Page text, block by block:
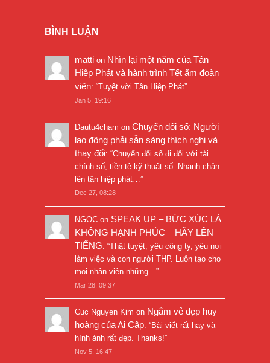
BÌNH LUẬN
matti on Nhìn lại một năm của Tân
Hiệp Phát và hành trình Tết ấm đoàn
viên: “Tuyệt vời Tân Hiệp Phát”
Jan 5, 19:16
Dautu4cham on Chuyển đổi số: Người
lao động phải sẵn sàng thích nghi và
thay đổi: “Chuyển đổi số đi đôi với tài
chính số, tiền tệ kỹ thuật số. Nhanh chân
lên tân hiệp phát… ”
Dec 27, 08:28
NGỌC on SPEAK UP – BỨC XÚC LÀ
KHÔNG HẠNH PHÚC – HÃY LÊN
TIẾNG: “Thật tuyệt, yêu công ty, yêu nơi
làm việc và con người THP. Luôn tạo cho
mọi nhân viên những… ”
Mar 28, 09:37
Cuc Nguyen Kim on Ngắm vẻ đẹp huy
hoàng của Ai Cập: “Bài viết rất hay và
hình ảnh rất đẹp. Thanks!”
Nov 5, 16:47